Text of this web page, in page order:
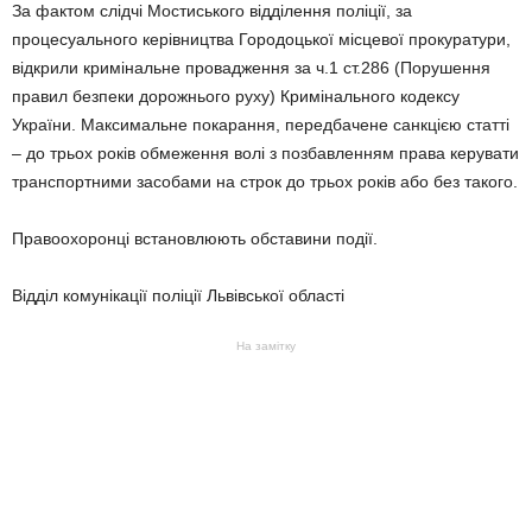
За фактом слідчі Мостиського відділення поліції, за
процесуального керівництва Городоцької місцевої прокуратури,
відкрили кримінальне провадження за ч.1 ст.286 (Порушення
правил безпеки дорожнього руху) Кримінального кодексу
України. Максимальне покарання, передбачене санкцією статті
– до трьох років обмеження волі з позбавленням права керувати
транспортними засобами на строк до трьох років або без такого.
Правоохоронці встановлюють обставини події.
Відділ комунікації поліції Львівської області
На замітку